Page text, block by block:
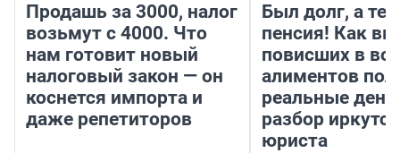
Продашь за 3000, налог
возьмут с 4000. Что
нам готовит новый
налоговый закон — он
коснется импорта и
даже репетиторов
Был долг, а
пенсия! Как
повисших в
алиментов
реальные
разбор
юриста